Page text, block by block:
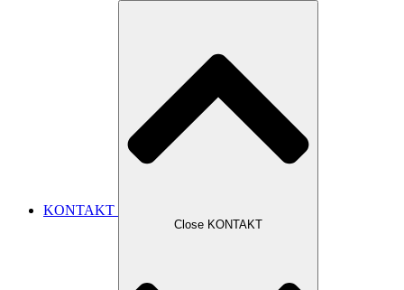
KONTAKT
Close KONTAKT